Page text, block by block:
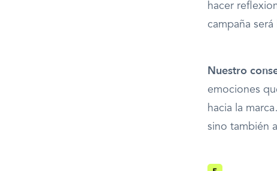
hacer
campaña
Nuestro
emociones
hacia la
sino también